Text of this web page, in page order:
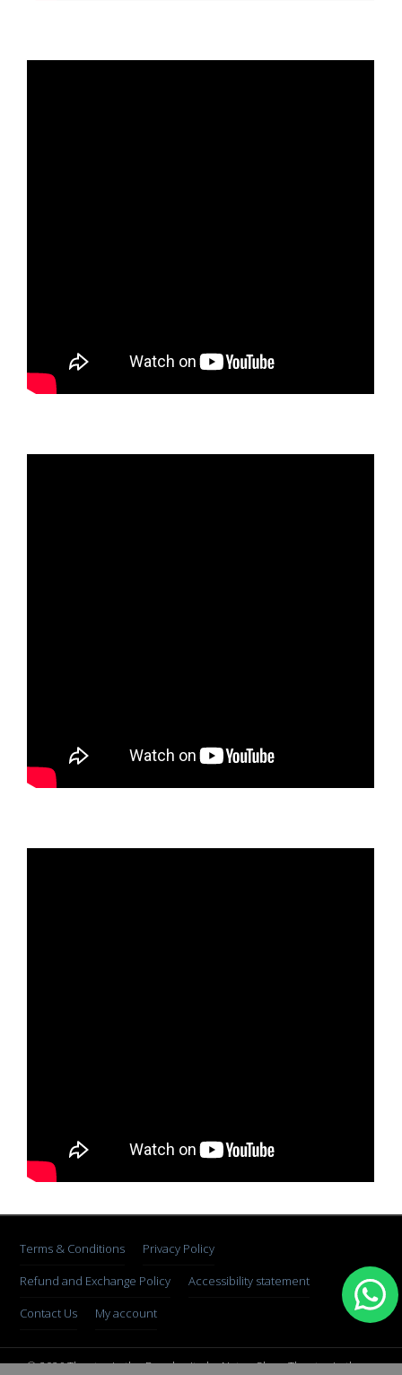
Terms & Conditions
Privacy Policy
Refund and Exchange Policy
Accessibility statement
Contact Us
My account
© 2026 Theater in the Rough, site by Natan Skop. Theater in the